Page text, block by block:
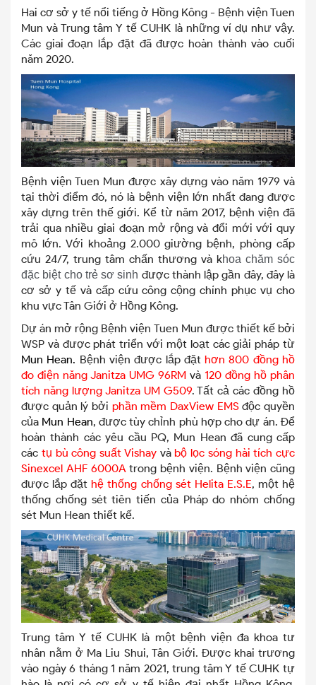
Hai cơ sở y tế nổi tiếng ở Hồng Kông - Bệnh viện Tuen
Mun và Trung tâm Y tế CUHK là những ví dụ như vậy.
Các giai đoạn lắp đặt đã được hoàn thành vào cuối
năm 2020.
Bệnh viện Tuen Mun được xây dựng vào năm 1979 và
tại thời điểm đó, nó là bệnh viện lớn nhất đang được
xây dựng trên thế giới. Kể từ năm 2017, bệnh viện đã
trải qua nhiều giai đoạn mở rộng và đổi mới với quy
mô lớn. Với khoảng 2.000 giường bệnh, phòng cấp
cứu 24/7, trung tâm chấn thương và khoa chăm sóc
đặc biệt cho trẻ sơ sinh được thành lập gần đây, đây là
cơ sở y tế và cấp cứu công cộng chính phục vụ cho
khu vực Tân Giới ở Hồng Kông.
Dự án mở rộng Bệnh viện Tuen Mun được thiết kế bởi
WSP và được phát triển với một loạt các giải pháp từ
Mun Hean. Bệnh viện được lắp đặthơn 800 đồng hồ
đo điện năng Janitza UMG 96RM và 120 đồng hồ phân
tích năng lượng Janitza UM G509. Tất cả các đồng hồ
được quản lý bởi phần mềm DaxView EMSđộc quyền
của Mun Hean, được tùy chỉnh phù hợp cho dự án. Để
hoàn thành các yêu cầu PQ, Mun Hean đã cung cấp
các tụ bù công suất Vishayvàbộ lọc sóng hài tích cực
Sinexcel AHF 6000Atrong bệnh viện. Bệnh viện cũng
được lắp đặthệ thống chống sét Helita E.S.E, một hệ
thống chống sét tiên tiến của Pháp do nhóm chống
sét Mun Hean thiết kế.
Trung tâm Y tế CUHK là một bệnh viện đa khoa tư
nhân nằm ở Ma Liu Shui, Tân Giới. Được khai trương
vào ngày 6 tháng 1 năm 2021, trung tâm Y tế CUHK tự